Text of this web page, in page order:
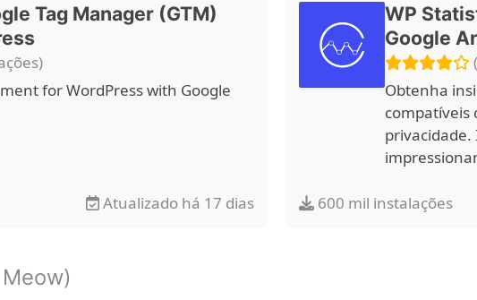
Tag Manager (GTM)
for WordPress with Google
Atualizado há 17 dias
WP
Google
Obtenha
compatíveis
privacidade.
600 mil instalações